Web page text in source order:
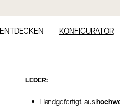
ENTDECKEN KONFIGURATOR
LEDER:
Handgefertigt, aus